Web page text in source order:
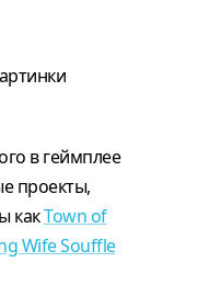
в геймплее
проекты,
какTown of
Wife Souffle